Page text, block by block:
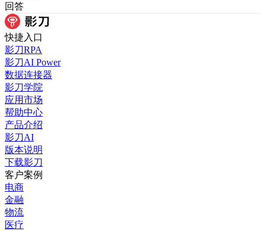
回答
快捷入口
影刀RPA
影刀AI Power
数据连接器
影刀学院
应用市场
帮助中心
产品介绍
影刀AI
版本说明
下载影刀
客户案例
电商
金融
物流
医疗